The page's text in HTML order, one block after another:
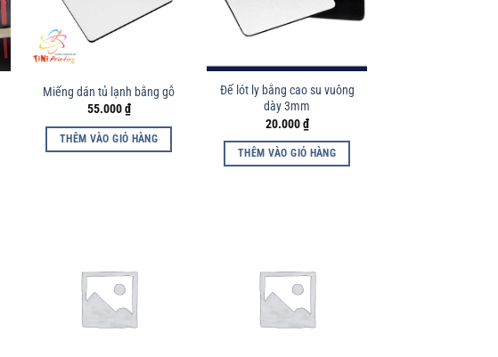
Miếng dán tủ lạnh bằng gỗ
55.000₫
THÊM VÀO GIỎ HÀNG
Đế lót ly bằng cao su vuông
dày 3mm
20.000₫
THÊM VÀO GIỎ HÀNG